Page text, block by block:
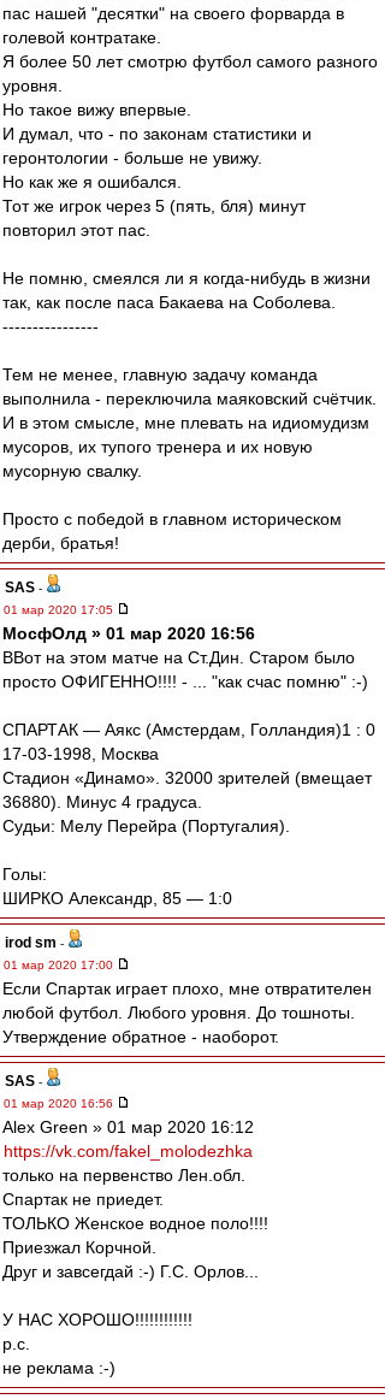
пас нашей "десятки" на своего форварда в
голевой контратаке.
Я более 50 лет смотрю футбол самого разного
уровня.
Но такое вижу впервые.
И думал, что - по законам статистики и
геронтологии - больше не увижу.
Но как же я ошибался.
Тот же игрок через 5 (пять, бля) минут
повторил этот пас.
Не помню, смеялся ли я когда-нибудь в жизни
так, как после паса Бакаева на Соболева.
----------------
Тем не менее, главную задачу команда
выполнила - переключила маяковский счётчик.
И в этом смысле, мне плевать на идиомудизм
мусоров, их тупого тренера и их новую
мусорную свалку.
Просто с победой в главном историческом
дерби, братья!
SAS -
01 мар 2020 17:05
МосфОлд » 01 мар 2020 16:56
ВВот на этом матче на Ст.Дин. Старом было
просто ОФИГЕННО!!!! - ... "как счас помню" :-)
СПАРТАК — Аякс (Амстердам, Голландия)1 : 0
17-03-1998, Москва
Стадион «Динамо». 32000 зрителей (вмещает
36880). Минус 4 градуса.
Судьи: Мелу Перейра (Португалия).
Голы:
ШИРКО Александр, 85 — 1:0
irod sm -
01 мар 2020 17:00
Если Спартак играет плохо, мне отвратителен
любой футбол. Любого уровня. До тошноты.
Утверждение обратное - наоборот.
SAS -
01 мар 2020 16:56
Alex Green » 01 мар 2020 16:12
https://vk.com/fakel_molodezhka
только на первенство Лен.обл.
Спартак не приедет.
ТОЛЬКО Женское водное поло!!!!
Приезжал Корчной.
Друг и завсегдай :-) Г.С. Орлов...
У НАС ХОРОШО!!!!!!!!!!!!
р.с.
не реклама :-)